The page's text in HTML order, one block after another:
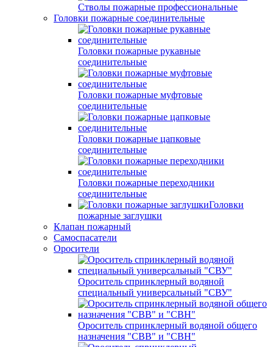
Стволы пожарные профессиональные
Головки пожарные соединительные
Головки пожарные рукавные
соединительные
Головки пожарные муфтовые
соединительные
Головки пожарные цапковые
соединительные
Головки пожарные переходники
соединительные
Головки
пожарные заглушки
Клапан пожарный
Самоспасатели
Оросители
Ороситель спринклерный водяной
специальный универсальный "СВУ"
Ороситель спринклерный водяной общего
назначения "СВВ" и "СВН"